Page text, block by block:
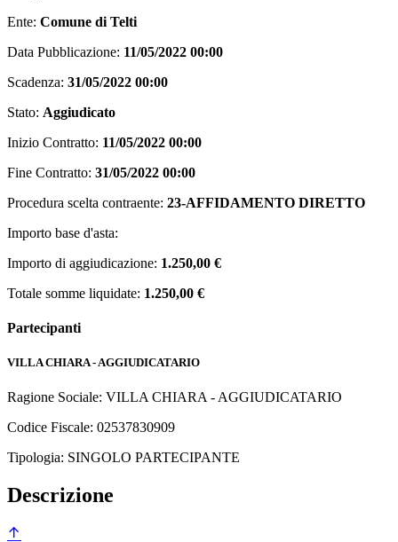
Ente: Comune di Telti
Data Pubblicazione: 11/05/2022 00:00
Scadenza: 31/05/2022 00:00
Stato: Aggiudicato
Inizio Contratto: 11/05/2022 00:00
Fine Contratto: 31/05/2022 00:00
Procedura scelta contraente: 23-AFFIDAMENTO DIRETTO
Importo base d'asta:
Importo di aggiudicazione: 1.250,00 €
Totale somme liquidate: 1.250,00 €
Partecipanti
VILLA CHIARA -AGGIUDICATARIO
Ragione Sociale: VILLA CHIARA - AGGIUDICATARIO
Codice Fiscale: 02537830909
Tipologia: SINGOLO PARTECIPANTE
Descrizione